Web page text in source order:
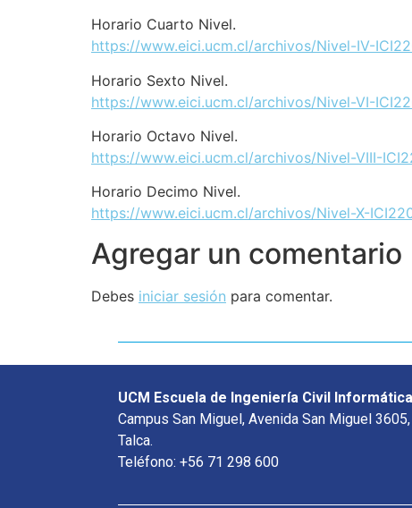
Horario Cuarto Nivel.
https://www.eici.ucm.cl/archivos/Nivel-IV-
Horario Sexto Nivel.
https://www.eici.ucm.cl/archivos/Nivel-VI-
Horario Octavo Nivel.
https://www.eici.ucm.cl/archivos/Nivel-VIII-
Horario Decimo Nivel.
https://www.eici.ucm.cl/archivos/Nivel-X-
Agregar un comentario
Debes iniciar sesión para comentar.
UCM Escuela de Ingeniería Civil Informática
Campus San Miguel, Avenida San Miguel 3605,
Talca.
Teléfono: +56 71 298 600